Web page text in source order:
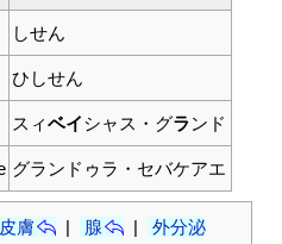
しせん
ひしせん
スィベイシャス・グランド
グランドゥラ・セバケアエ
皮膚 | 腺 |
外分泌